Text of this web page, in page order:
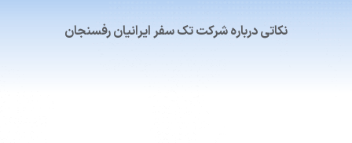
نکاتی درباره شرکت تک سفر ایرانیان رفسنجان